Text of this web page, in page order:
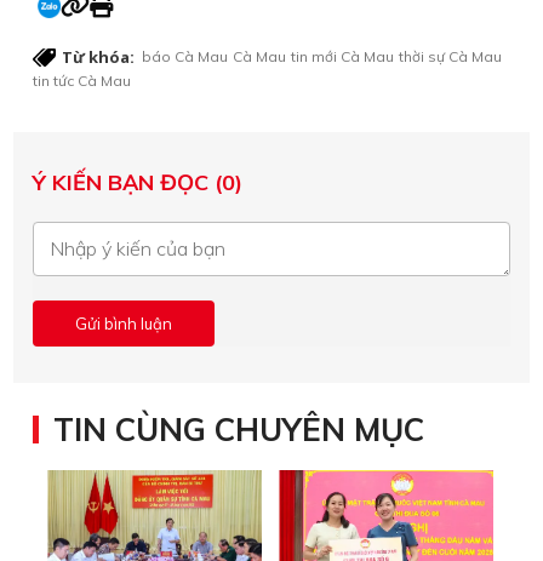
Từ khóa: báo Cà Mau Cà Mau tin mới Cà Mau thời sự Cà Mau
tin tức Cà Mau
Ý KIẾN BẠN ĐỌC (0)
TIN CÙNG CHUYÊN MỤC